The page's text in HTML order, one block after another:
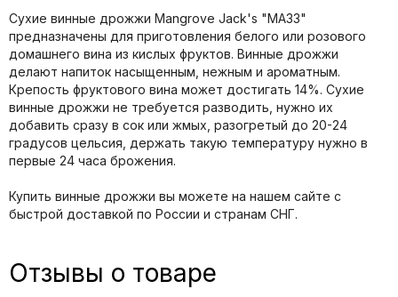
Сухие винные дрожжи Mangrove Jack's "MA33"
предназначены для приготовления белого или розового
домашнего вина из кислых фруктов. Винные дрожжи
делают напиток насыщенным, нежным и ароматным.
Крепость фруктового вина может достигать 14%. Сухие
винные дрожжи не требуется разводить, нужно их
добавить сразу в сок или жмых, разогретый до 20-24
градусов цельсия, держать такую температуру нужно в
первые 24 часа брожения.
Купить винные дрожжи вы можете на нашем сайте с
быстрой доставкой по России и странам СНГ.
Отзывы о товаре